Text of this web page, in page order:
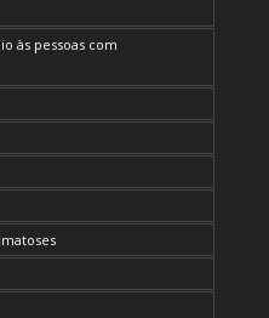
às pessoas com